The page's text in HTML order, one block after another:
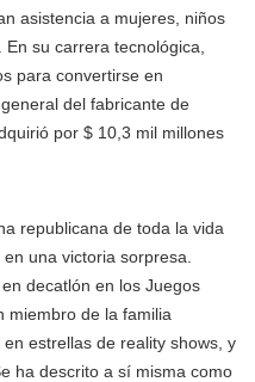
asistencia a mujeres, niños
su carrera tecnológica,
para convertirse en
del fabricante de
por $ 10,3 mil millones
republicana de toda la vida
una victoria sorpresa.
decatlón en los Juegos
miembro de la familia
estrellas de reality shows, y
ha descrito a sí misma como